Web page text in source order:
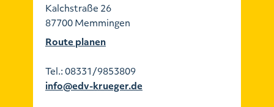
Kalchstraße 26
87700 Memmingen
Route planen
Tel.:08331/9853809
info@edv-krueger.de